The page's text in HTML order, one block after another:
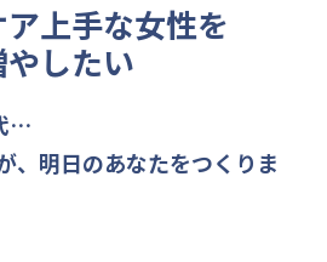
上手な女性を
やしたい
…
、明日のあなたをつくりま